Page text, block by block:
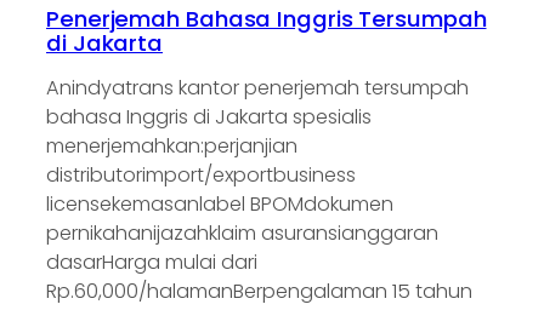
Penerjemah Bahasa Inggris Tersumpah
di Jakarta
Anindyatrans kantor penerjemah tersumpah
bahasa Inggris di Jakarta spesialis
menerjemahkan:perjanjian
distributorimport/exportbusiness
licensekemasanlabel BPOMdokumen
pernikahanijazahklaim asuransianggaran
dasarHarga mulai dari
Rp.60,000/halamanBerpengalaman 15 tahun